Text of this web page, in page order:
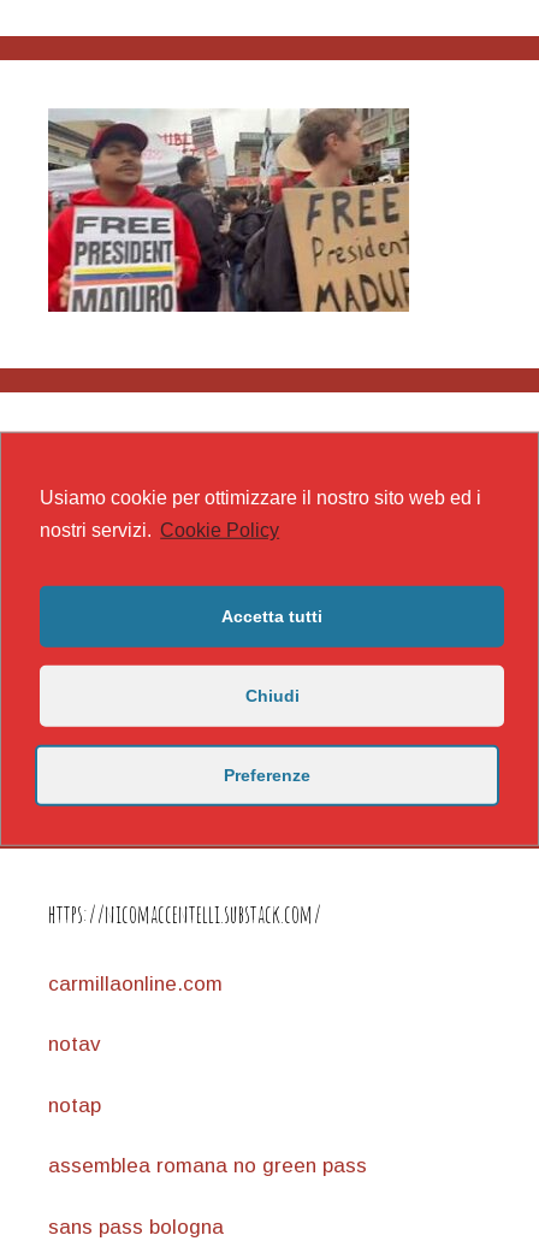
https://nicomaccentelli.substack.com/
carmillaonline.com
notav
notap
assemblea romana no green pass
sans pass bologna
Usiamo cookie per ottimizzare il nostro sito web ed i
nostri servizi. Cookie Policy
Accetta tutti
Chiudi
Preferenze